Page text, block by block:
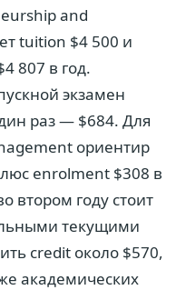
and
tuition $4 500 и
807 в год.
экзамен
раз — $684. Для
ориентир
enrolment $308 в
втором году стоит
текущими
credit около $570,
академических